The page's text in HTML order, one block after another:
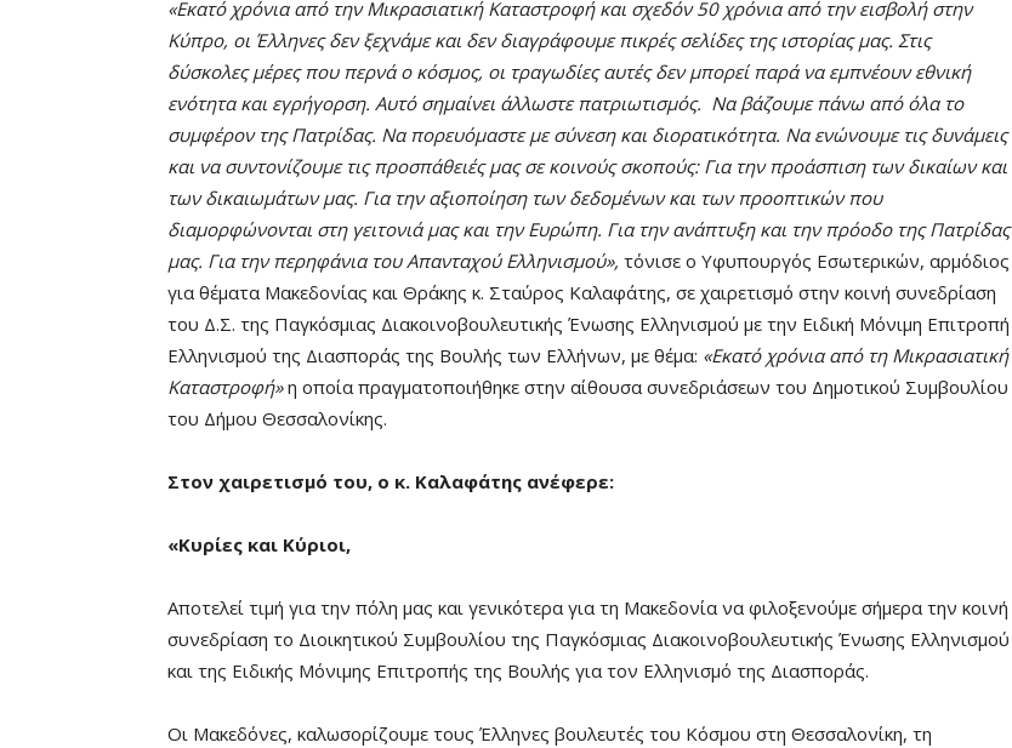
«Εκατό χρόνια από την Μικρασιατική Καταστροφή και σχεδόν 50 χρόνια από την εισβολή στην
Κύπρο, οι Έλληνες δεν ξεχνάμε και δεν διαγράφουμε πικρές σελίδες της ιστορίας μας. Στις
δύσκολες μέρες που περνά ο κόσμος, οι τραγωδίες αυτές δεν μπορεί παρά να εμπνέουν εθνική
ενότητα και εγρήγορση. Αυτό σημαίνει άλλωστε πατριωτισμός. Να βάζουμε πάνω από όλα το
συμφέρον της Πατρίδας. Να πορευόμαστε με σύνεση και διορατικότητα. Να ενώνουμε τις δυνάμεις
και να συντονίζουμε τις προσπάθειές μας σε κοινούς σκοπούς: Για την προάσπιση των δικαίων και
των δικαιωμάτων μας. Για την αξιοποίηση των δεδομένων και των προοπτικών που
διαμορφώνονται στη γειτονιά μας και την Ευρώπη. Για την ανάπτυξη και την πρόοδο της Πατρίδας
μας. Για την περηφάνια του Απανταχού Ελληνισμού», τόνισε ο Υφυπουργός Εσωτερικών, αρμόδιος
για θέματα Μακεδονίας και Θράκης κ. Σταύρος Καλαφάτης, σε χαιρετισμό στην κοινή συνεδρίαση
του Δ.Σ. της Παγκόσμιας Διακοινοβουλευτικής Ένωσης Ελληνισμού με την Ειδική Μόνιμη Επιτροπή
Ελληνισμού της Διασποράς της Βουλής των Ελλήνων, με θέμα: «Εκατό χρόνια από τη Μικρασιατική
Καταστροφή»η οποία πραγματοποιήθηκε στην αίθουσα συνεδριάσεων του Δημοτικού Συμβουλίου
του Δήμου Θεσσαλονίκης.
Στον χαιρετισμό του, ο κ. Καλαφάτης ανέφερε:
«Κυρίες και Κύριοι,
Αποτελεί τιμή για την πόλη μας και γενικότερα για τη Μακεδονία να φιλοξενούμε σήμερα την κοινή
συνεδρίαση το Διοικητικού Συμβουλίου της Παγκόσμιας Διακοινοβουλευτικής Ένωσης Ελληνισμού
και της Ειδικής Μόνιμης Επιτροπής της Βουλής για τον Ελληνισμό της Διασποράς.
Οι Μακεδόνες, καλωσορίζουμε τους Έλληνες βουλευτές του Κόσμου στη Θεσσαλονίκη, τη